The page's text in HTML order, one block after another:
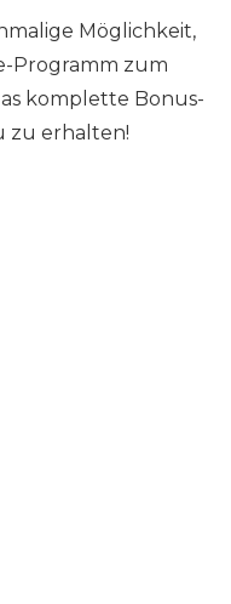
Möglichkeit,
Programm zum
komplette Bonus-
zu erhalten!